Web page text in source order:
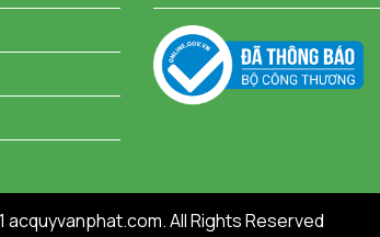
acquyvanphat.com. All Rights Reserved